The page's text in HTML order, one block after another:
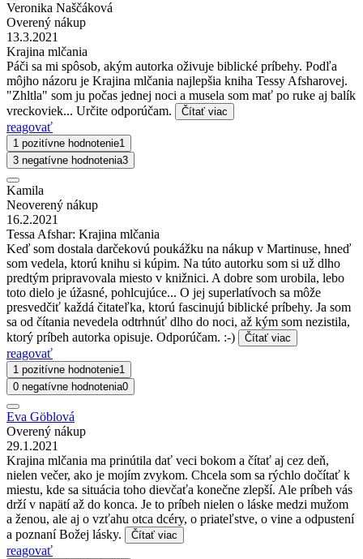
Veronika Naščáková
Overený nákup
13.3.2021
Krajina mlčania
Páči sa mi spôsob, akým autorka oživuje biblické príbehy. Podľa
môjho názoru je Krajina mlčania najlepšia kniha Tessy Afsharovej.
"Zhltla" som ju počas jednej noci a musela som mať po ruke aj balík
vreckoviek... Určite odporúčam.
Čítať viac
reagovať
1 pozitívne hodnotenie1
3 negatívne hodnotenia3
Kamila
Neoverený nákup
16.2.2021
Tessa Afshar: Krajina mlčania
Keď som dostala darčekovú poukážku na nákup v Martinuse, hneď
som vedela, ktorú knihu si kúpim. Na túto autorku som si už dlho
predtým pripravovala miesto v knižnici. A dobre som urobila, lebo
toto dielo je úžasné, pohlcujúce... O jej superlatívoch sa môže
presvedčiť každá čitateľka, ktorú fascinujú biblické príbehy. Ja som
sa od čítania nevedela odtrhnúť dlho do noci, až kým som nezistila,
ktorý príbeh autorka opisuje. Odporúčam. :-)
Čítať viac
reagovať
1 pozitívne hodnotenie1
0 negatívne hodnotenia0
Eva Göblová
Overený nákup
29.1.2021
Krajina mlčania ma prinútila dať veci bokom a čítať aj cez deň,
nielen večer, ako je mojím zvykom. Chcela som sa rýchlo dočítať k
miestu, kde sa situácia toho dievčaťa konečne zlepší. Ale príbeh vás
drží v napätí až do konca. Je to príbeh nielen o láske medzi mužom
a ženou, ale aj o vzťahu otca dcéry, o priateľstve, o vine a odpustení
a poznaní Božej lásky.
Čítať viac
reagovať